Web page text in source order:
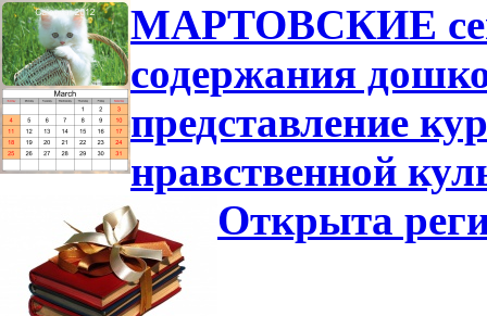
МАРТОВСКИЕ
содержания
представление
нравственной
Открыта